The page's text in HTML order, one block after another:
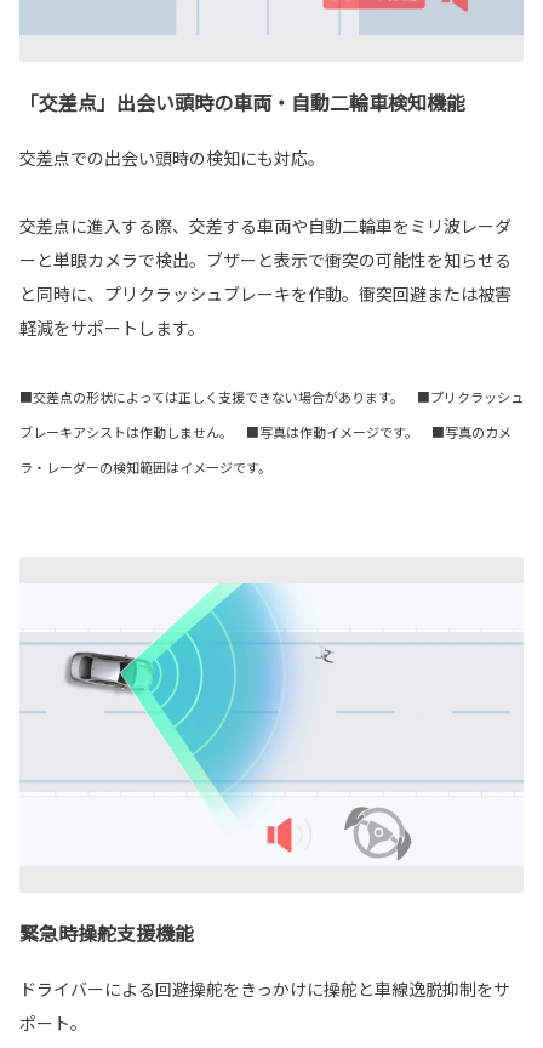
「交差点」出会い頭時の車両・自動二輪車検知機能
交差点での出会い頭時の検知にも対応。
交差点に進入する際、交差する車両や自動二輪車をミリ波レーダ
ーと単眼カメラで検出。ブザーと表示で衝突の可能性を知らせる
と同時に、プリクラッシュブレーキを作動。衝突回避または被害
軽減をサポートします。
■交差点の形状によっては正しく支援できない場合があります。 ■プリクラッシュ
ブレーキアシストは作動しません。 ■写真は作動イメージです。 ■写真のカメ
ラ・レーダーの検知範囲はイメージです。
緊急時操舵支援機能
ドライバーによる回避操舵をきっかけに操舵と車線逸脱抑制をサ
ポート。